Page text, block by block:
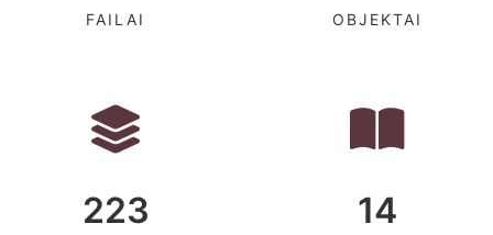
FAILAI OBJEKTAI
223 14